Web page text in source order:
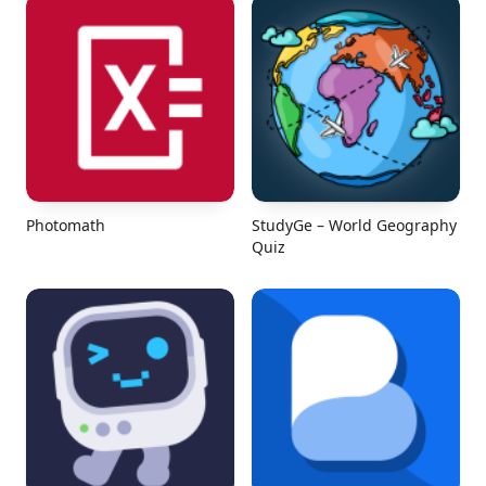
Photomath
StudyGe – World Geography
Quiz